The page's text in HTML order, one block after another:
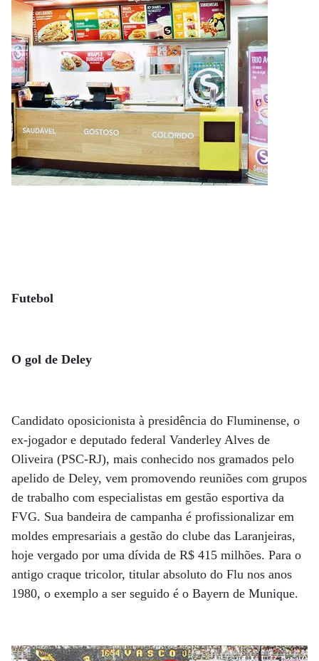
Futebol
O gol de Deley
Candidato oposicionista à presidência do Fluminense, o
ex-jogador e deputado federal Vanderley Alves de
Oliveira (PSC-RJ), mais conhecido nos gramados pelo
apelido de Deley, vem promovendo reuniões com grupos
de trabalho com especialistas em gestão esportiva da
FVG. Sua bandeira de campanha é profissionalizar em
moldes empresariais a gestão do clube das Laranjeiras,
hoje vergado por uma dívida de R$ 415 milhões. Para o
antigo craque tricolor, titular absoluto do Flu nos anos
1980, o exemplo a ser seguido é o Bayern de Munique.